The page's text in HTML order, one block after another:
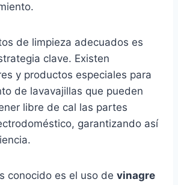
de limpieza adecuados es
clave. Existen
y productos especiales para
de lavavajillas que pueden
libre de cal las partes
garantizando así
conocido es el uso de vinagre